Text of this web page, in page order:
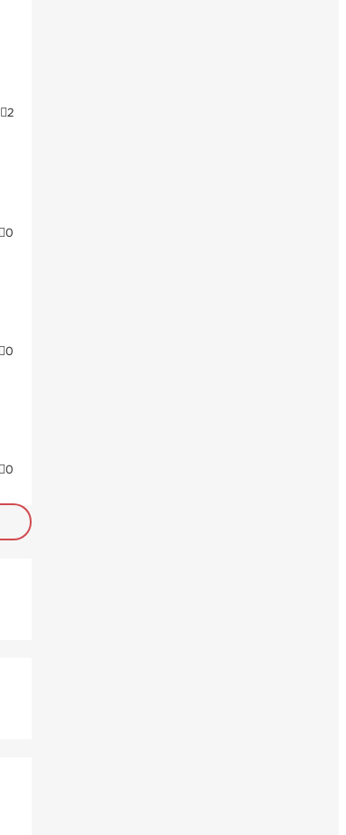
2
0
0
0